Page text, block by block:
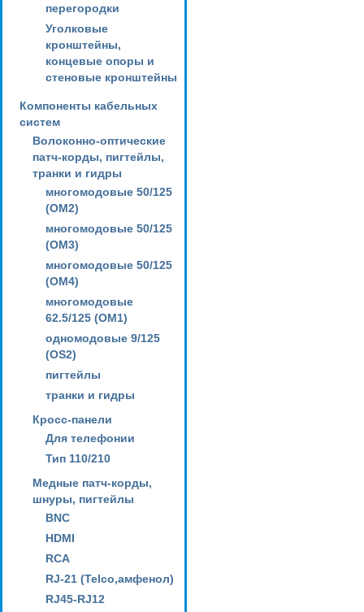
перегородки
Уголковые
кронштейны,
концевые опоры и
стеновые кронштейны
Компоненты кабельных
систем
Волоконно-оптические
патч-корды, пигтейлы,
транки и гидры
многомодовые 50/125
(OM2)
многомодовые 50/125
(OM3)
многомодовые 50/125
(OM4)
многомодовые
62.5/125 (OM1)
одномодовые 9/125
(OS2)
пигтейлы
транки и гидры
Кросс-панели
Для телефонии
Тип 110/210
Медные патч-корды,
шнуры, пигтейлы
BNC
HDMI
RCA
RJ-21 (Telco,амфенол)
RJ45-RJ12